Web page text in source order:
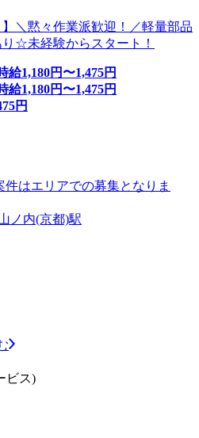
】＼黙々作業派歓迎！／軽量部品
☆未経験からスタート！
給1,180円〜1,475円
給1,180円〜1,475円
円
はエリアでの募集となりま
ノ内(京都)駅
ビス)